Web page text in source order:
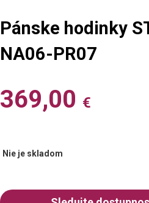
Pánske hodinky
NA06-PR07
369,00 €
Nie je skladom